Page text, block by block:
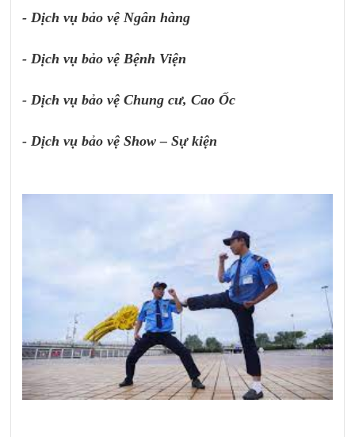
- Dịch vụ bảo vệ Ngân hàng
- Dịch vụ bảo vệ Bệnh Viện
- Dịch vụ bảo vệ Chung cư, Cao Ốc
- Dịch vụ bảo vệ Show – Sự kiện